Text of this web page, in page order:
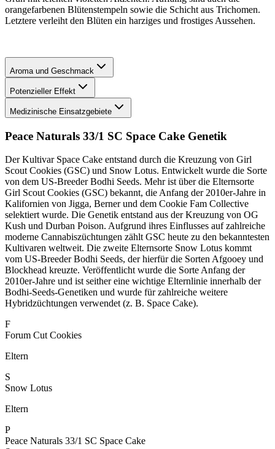
orangefarbenen Blütenstempeln sowie die Schicht aus Trichomen.
Letztere verleiht den Blüten ein harziges und frostiges Aussehen.
Aroma und Geschmack
Potenzieller Effekt
Medizinische Einsatzgebiete
Peace Naturals 33/1 SC Space Cake Genetik
Der Kultivar Space Cake entstand durch die Kreuzung von Girl
Scout Cookies (GSC) und Snow Lotus. Entwickelt wurde die Sorte
von dem US-Breeder Bodhi Seeds. Mehr ist über die Elternsorte
Girl Scout Cookies (GSC) bekannt, die Anfang der 2010er-Jahre in
Kalifornien von Jigga, Berner und dem Cookie Fam Collective
selektiert wurde. Die Genetik entstand aus der Kreuzung von OG
Kush und Durban Poison. Aufgrund ihres Einflusses auf zahlreiche
moderne Cannabiszüchtungen zählt GSC heute zu den bekanntesten
Kultivaren weltweit. Die zweite Elternsorte Snow Lotus kommt
vom US-Breeder Bodhi Seeds, der hierfür die Sorten Afgooey und
Blockhead kreuzte. Veröffentlicht wurde die Sorte Anfang der
2010er-Jahre und ist seither eine wichtige Elternlinie innerhalb der
Bodhi-Seeds-Genetiken und wurde für zahlreiche weitere
Hybridzüchtungen verwendet (z. B. Space Cake).
F
Forum Cut Cookies
Eltern
S
Snow Lotus
Eltern
P
Peace Naturals 33/1 SC Space Cake